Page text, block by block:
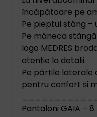
încăpătoare pe
Pe pieptul stâng –
Pe mâneca
logo MEDRES
atenție la detalii.
Pe părțile laterale
pentru confort și
Pantaloni GAIA –